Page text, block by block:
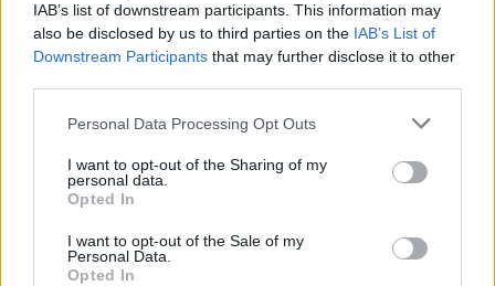
IAB’s list of downstream participants. This information may
also be disclosed by us to third parties on the IAB’s List of
Downstream Participants that may further disclose it to other
Please note that this website/app uses one or more Google
not limited to your visit or usage behaviour. You may click to
grant or deny consent to Google and its third-party tags to
use your data for below specified purposes in below Google
consent section.
Personal Data Processing Opt Outs
I want to opt-out of the Sharing of my
personal data.
Opted In
I want to opt-out of the Sale of my
Personal Data.
Opted In
egyelőre szeretnénk titokban tartani. Azt már lehet
tudni, hogy az eddigi átiratok a Tankcsapdától az
és a Kispál és a Borz zenekartól a De szeretnék.